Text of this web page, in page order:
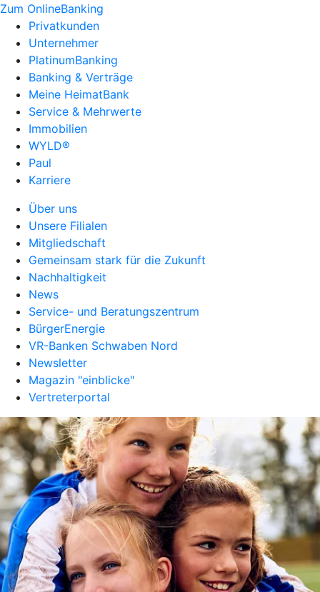
Zum OnlineBanking
Privatkunden
Unternehmer
PlatinumBanking
Banking & Verträge
Meine HeimatBank
Service & Mehrwerte
Immobilien
WYLD®
Paul
Karriere
Über uns
Unsere Filialen
Mitgliedschaft
Gemeinsam stark für die Zukunft
Nachhaltigkeit
News
Service- und Beratungszentrum
BürgerEnergie
VR-Banken Schwaben Nord
Newsletter
Magazin "einblicke"
Vertreterportal